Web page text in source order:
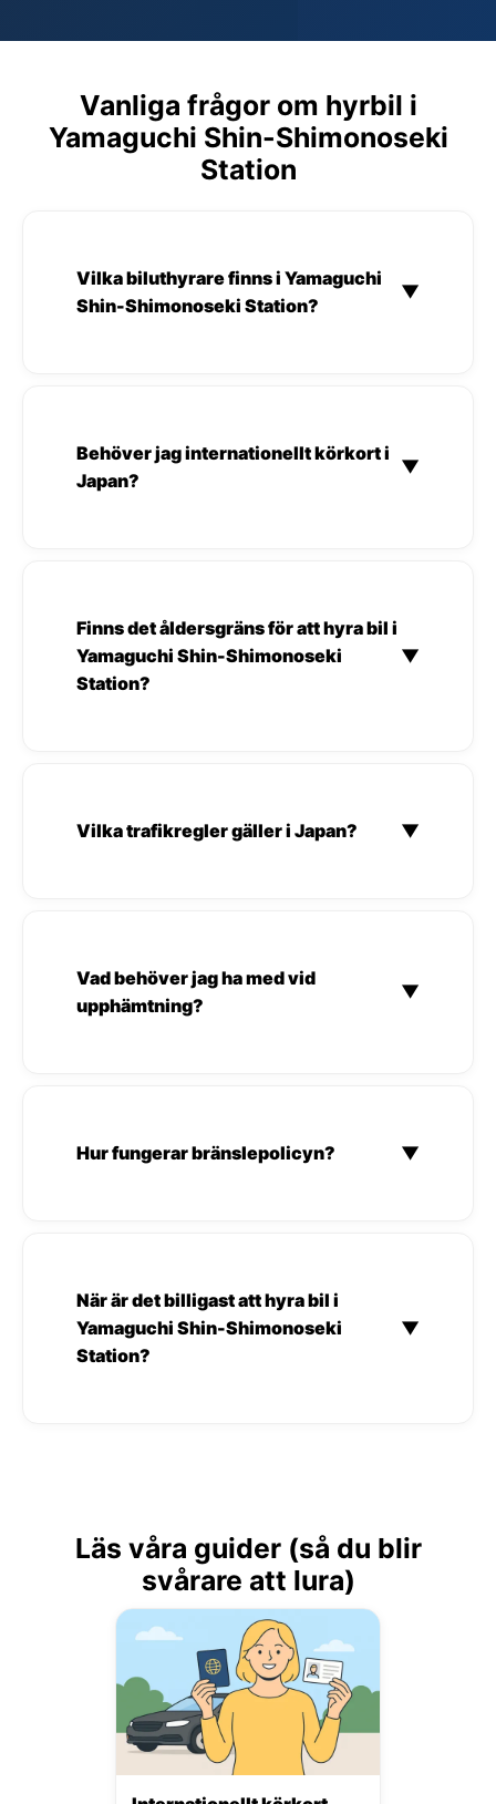
Vanliga frågor om hyrbil i
Yamaguchi Shin-Shimonoseki
Station
Vilka biluthyrare finns i Yamaguchi
Shin-Shimonoseki Station?
▼
Behöver jag internationellt körkort i
Japan?
▼
Finns det åldersgräns för att hyra bil i
Yamaguchi Shin-Shimonoseki
Station?
▼
Vilka trafikregler gäller i Japan? ▼
Vad behöver jag ha med vid
upphämtning?
▼
Hur fungerar bränslepolicyn? ▼
När är det billigast att hyra bil i
Yamaguchi Shin-Shimonoseki
Station?
▼
Läs våra guider (så du blir
svårare att lura)